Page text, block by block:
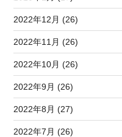
2022年12月 (26)
2022年11月 (26)
2022年10月 (26)
2022年9月 (26)
2022年8月 (27)
2022年7月 (26)